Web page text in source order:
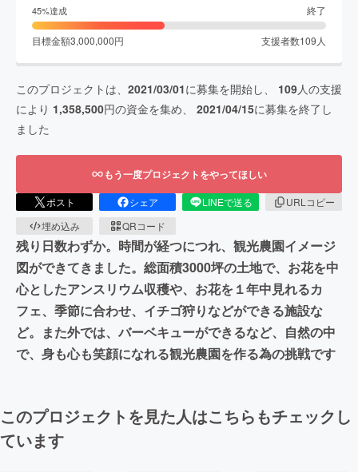
45%達成 終了
目標金額3,000,000円 支援者数109 人
このプロジェクトは、 2021/03/01に募集を開始し、 109人の支援
により 1,358,500円の資金を集め、 2021/04/15に募集を終了し
ました
もう一度プロジェクトをやってほしい
ポスト シェア LINEで送る
URLコピー
埋め込み
QRコード
残り日数わずか。時間が経つにつれ、観光農園イメージ
図ができてきました。総面積3000坪の土地で、お花を中
心としたアンスリウム収穫や、お花を１年中見れるカ
フェ、季節に合わせ、イチゴ狩りなどができる施設な
ど。また外では、バーベキューができるなど、自然の中
で、身も心も笑顔になれる観光農園を作る為の挑戦です
このプロジェクトを見た人はこちらもチェックし
ています